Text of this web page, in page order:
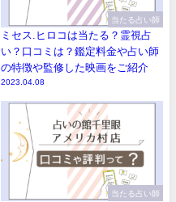
当たる占い師
ミセス.ヒロコは当たる？霊視占
い？口コミは？鑑定料金や占い師
の特徴や監修した映画をご紹介
2023.04.08
当たる占い師